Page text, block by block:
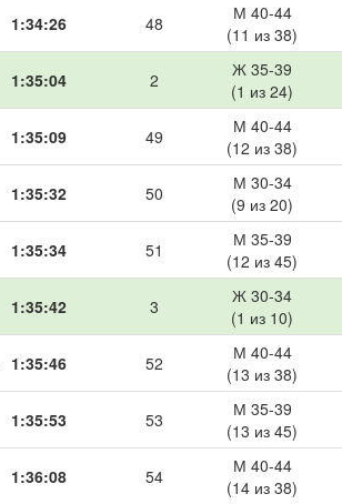
1:34:26 48
М 40-44
(11 из 38)
1:35:04 2
Ж 35-39
(1 из 24)
1:35:09 49
М 40-44
(12 из 38)
1:35:32 50
М 30-34
(9 из 20)
1:35:34 51
М 35-39
(12 из 45)
1:35:42 3
Ж 30-34
(1 из 10)
1:35:46 52
М 40-44
(13 из 38)
1:35:53 53
М 35-39
(13 из 45)
1:36:08 54
М 40-44
(14 из 38)